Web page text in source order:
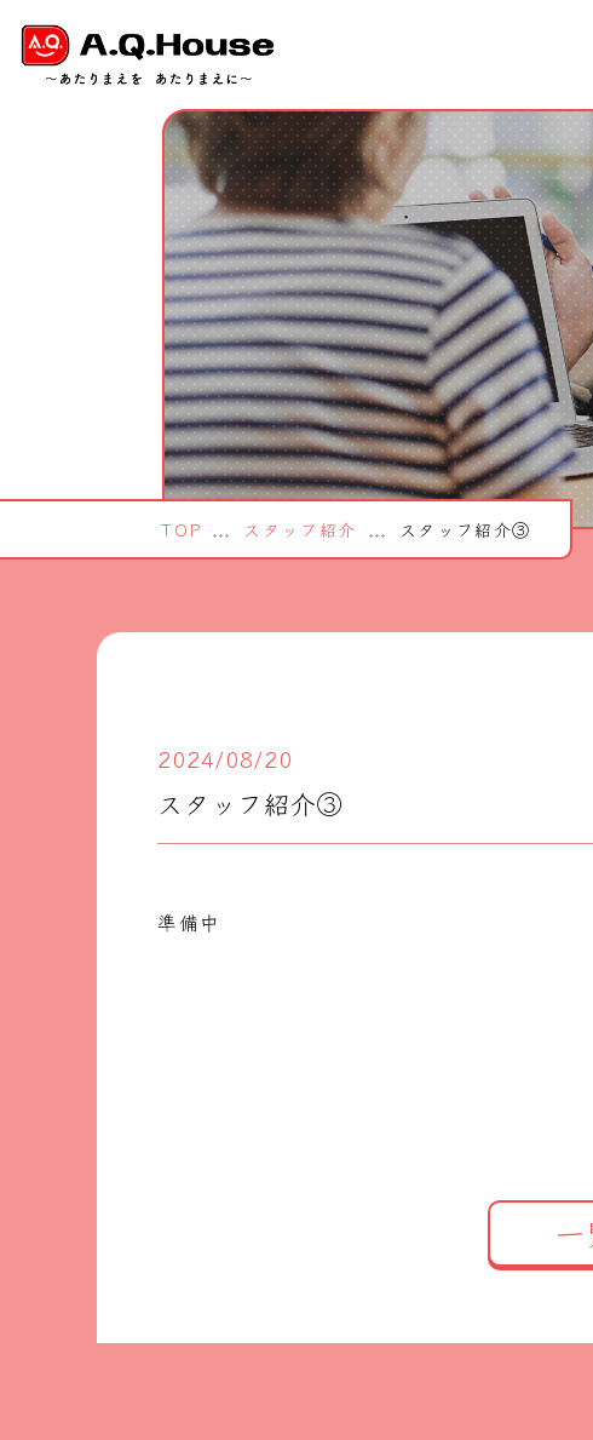
TOP スタッフ紹介 スタッフ紹介③
2024/08/20
スタッフ紹介③
準備中